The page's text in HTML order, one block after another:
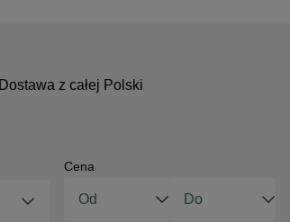
Dostawa z całej Polski
Cena